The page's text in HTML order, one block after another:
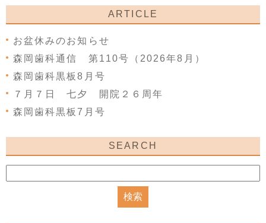
ARTICLE
お盆休みのお知らせ
森岡歯科通信 第110号（2026年8月）
森岡歯科黒板8月号
７月７日 七夕 開院２６周年
森岡歯科黒板7月号
SEARCH